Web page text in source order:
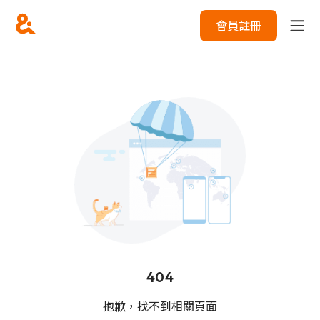
會員註冊
404
抱歉，找不到相關頁面